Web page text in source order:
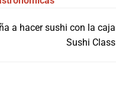
a hacer sushi con la caja
Sushi Class